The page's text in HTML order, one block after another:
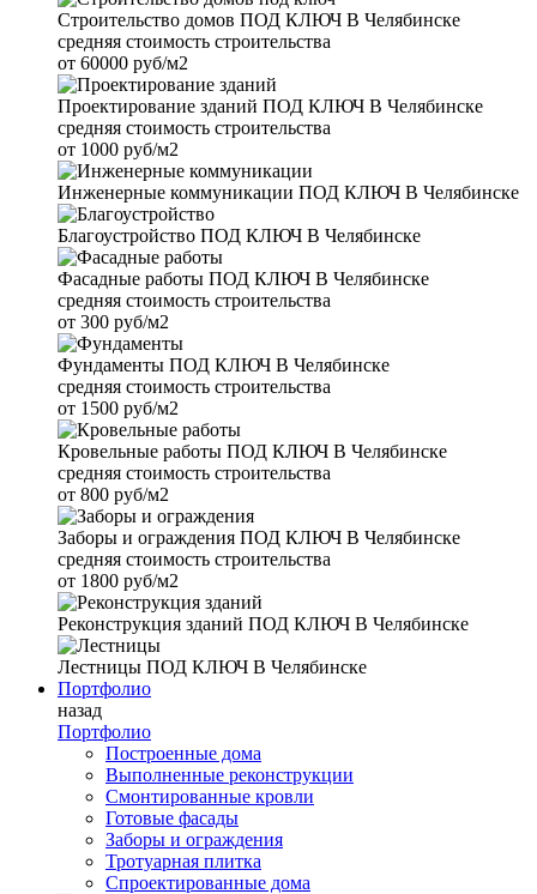
Строительство домов ПОД КЛЮЧ В Челябинске
средняя стоимость строительства
от 60000 руб/м2
Проектирование зданий ПОД КЛЮЧ В Челябинске
средняя стоимость строительства
от 1000 руб/м2
Инженерные коммуникации ПОД КЛЮЧ В Челябинске
Благоустройство ПОД КЛЮЧ В Челябинске
Фасадные работы ПОД КЛЮЧ В Челябинске
средняя стоимость строительства
от 300 руб/м2
Фундаменты ПОД КЛЮЧ В Челябинске
средняя стоимость строительства
от 1500 руб/м2
Кровельные работы ПОД КЛЮЧ В Челябинске
средняя стоимость строительства
от 800 руб/м2
Заборы и ограждения ПОД КЛЮЧ В Челябинске
средняя стоимость строительства
от 1800 руб/м2
Реконструкция зданий ПОД КЛЮЧ В Челябинске
Лестницы ПОД КЛЮЧ В Челябинске
Портфолио
назад
Портфолио
Построенные дома
Выполненные реконструкции
Смонтированные кровли
Готовые фасады
Заборы и ограждения
Тротуарная плитка
Спроектированные дома